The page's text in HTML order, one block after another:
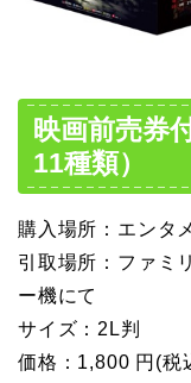
映画前売券
11種類）
購入場所：エンタ
引取場所：ファミ
ー機にて
サイズ：2L判
価格：1,800 円(税